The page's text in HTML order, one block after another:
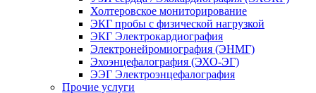
Холтеровское мониторирование
ЭКГ пробы с физической нагрузкой
ЭКГ Электрокардиография
Электронейромиография (ЭНМГ)
Эхоэнцефалография (ЭХО-ЭГ)
ЭЭГ Электроэнцефалография
Прочие услуги